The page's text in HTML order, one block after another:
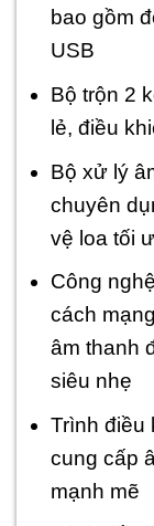
bao gồm
USB
Bộ trộn 2
lẻ, điều
Bộ xử lý
chuyên
vệ loa tối
Công
cách
âm thanh
siêu nhẹ
Trình điều
cung cấp
mạnh mẽ